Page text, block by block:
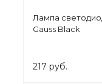
Лампа
Gauss Black
217 руб.